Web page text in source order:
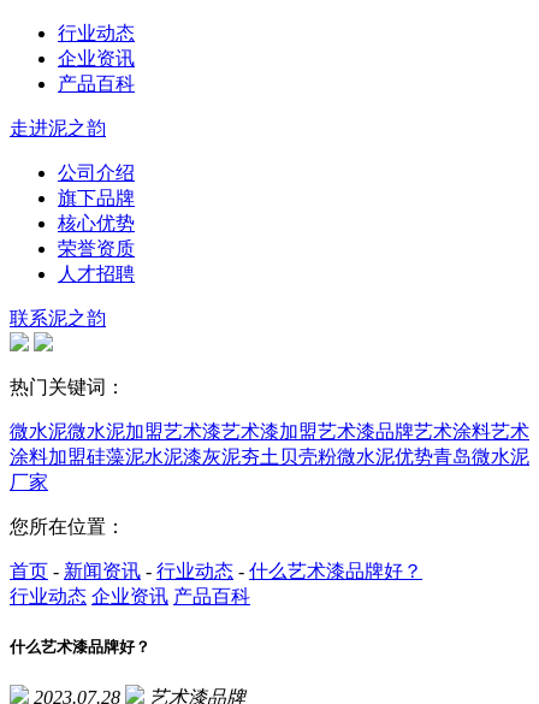
行业动态
企业资讯
产品百科
走进泥之韵
公司介绍
旗下品牌
核心优势
荣誉资质
人才招聘
联系泥之韵
热门关键词：
微水泥微水泥加盟艺术漆艺术漆加盟艺术漆品牌艺术涂料艺术
涂料加盟硅藻泥水泥漆灰泥夯土 贝壳粉微水泥优势青岛微水泥
厂家
您所在位置：
首页 - 新闻资讯 - 行业动态 - 什么艺术漆品牌好？
行业动态 企业资讯 产品百科
什么艺术漆品牌好？
2023.07.28 艺术漆品牌